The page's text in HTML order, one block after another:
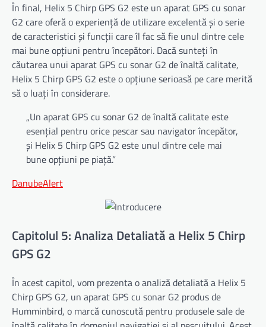
În final, Helix 5 Chirp GPS G2 este un aparat GPS cu sonar
G2 care oferă o experiență de utilizare excelentă și o serie
de caracteristici și funcții care îl fac să fie unul dintre cele
mai bune opțiuni pentru începători. Dacă sunteți în
căutarea unui aparat GPS cu sonar G2 de înaltă calitate,
Helix 5 Chirp GPS G2 este o opțiune serioasă pe care merită
să o luați în considerare.
„Un aparat GPS cu sonar G2 de înaltă calitate este
esențial pentru orice pescar sau navigator începător,
și Helix 5 Chirp GPS G2 este unul dintre cele mai
bune opțiuni pe piață.”
DanubeAlert
Capitolul 5: Analiza Detaliată a Helix 5 Chirp
GPS G2
În acest capitol, vom prezenta o analiză detaliată a Helix 5
Chirp GPS G2, un aparat GPS cu sonar G2 produs de
Humminbird, o marcă cunoscută pentru produsele sale de